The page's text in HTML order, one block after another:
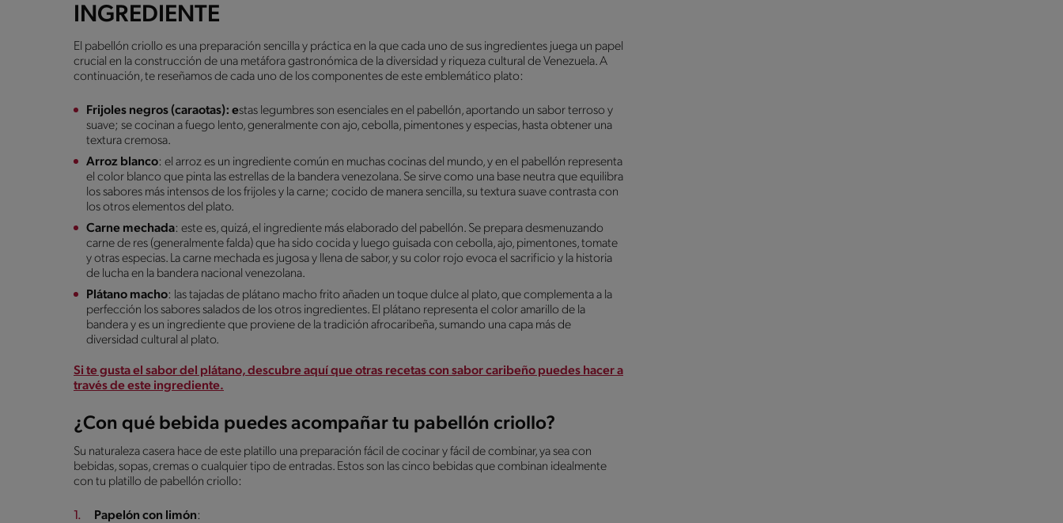
INGREDIENTE
El pabellón criollo es una preparación sencilla y práctica en la que cada uno de sus ingredientes juega un papel
crucial en la construcción de una metáfora gastronómica de la diversidad y riqueza cultural de Venezuela. A
continuación, te reseñamos de cada uno de los componentes de este emblemático plato:
Frijoles negros (caraotas): estas legumbres son esenciales en el pabellón, aportando un sabor terroso y
suave; se cocinan a fuego lento, generalmente con ajo, cebolla, pimentones y especias, hasta obtener una
textura cremosa.
Arroz blanco: el arroz es un ingrediente común en muchas cocinas del mundo, y en el pabellón representa
el color blanco que pinta las estrellas de la bandera venezolana. Se sirve como una base neutra que equilibra
los sabores más intensos de los frijoles y la carne; cocido de manera sencilla, su textura suave contrasta con
los otros elementos del plato.
Carne mechada: este es, quizá, el ingrediente más elaborado del pabellón. Se prepara desmenuzando
carne de res (generalmente falda) que ha sido cocida y luego guisada con cebolla, ajo, pimentones, tomate
y otras especias. La carne mechada es jugosa y llena de sabor, y su color rojo evoca el sacrificio y la historia
de lucha en la bandera nacional venezolana.
Plátano macho: las tajadas de plátano macho frito añaden un toque dulce al plato, que complementa a la
perfección los sabores salados de los otros ingredientes. El plátano representa el color amarillo de la
bandera y es un ingrediente que proviene de la tradición afrocaribeña, sumando una capa más de
diversidad cultural al plato.
Si te gusta el sabor del plátano, descubre aquí que otras recetas con sabor caribeño puedes hacer a
través de este ingrediente.
¿Con qué bebida puedes acompañar tu pabellón criollo?
Su naturaleza casera hace de este platillo una preparación fácil de cocinar y fácil de combinar, ya sea con
bebidas, sopas, cremas o cualquier tipo de entradas. Estos son las cinco bebidas que combinan idealmente
con tu platillo de pabellón criollo:
Papelón con limón: